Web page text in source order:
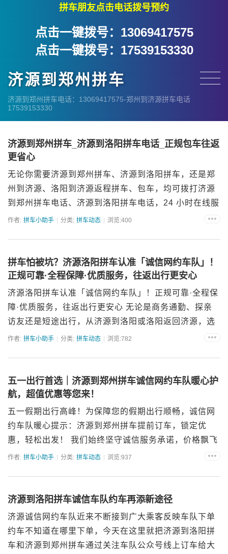
拼车朋友点击电话拨号预约
点击一键拨号：13069417575
点击一键拨号：17539153330
济源到郑州拼车
济源到郑州拼车电话：13069417575-郑州到济源拼车电话
17539153330
济源到郑州拼车_济源到洛阳拼车电话_正规包车往返
更省心
无论你需要济源到郑州拼车、济源到洛阳拼车，还是郑
州到济源、洛阳到济源返程拼车、包车，均可拨打济源
到郑州拼车电话、济源到洛阳拼车电话，24 小时在线服
务！诚信网约车队坚持 “诚信为本、服务至上”，以正规
作者: 拼车小助手 分类: 拼车动态 浏览:400
拼车怕被坑？济源洛阳拼车认准「诚信网约车队」！
正规可靠·全程保障·优质服务，往返出行更安心
济源洛阳拼车认准「诚信网约车队」！正规可靠·全程保
障·优质服务，往返出行更安心 无论是商务通勤、探亲
访友还是短途出行，从济源到洛阳或洛阳返回济源，选
择高效、安全的交通方式至关重要。「诚信网约车队」
作者: 拼车小助手 分类: 拼车动态 浏览:782
五一出行首选｜济源到郑州拼车诚信网约车队暖心护
航，超值优惠等您来！
五一假期出行高峰！为保障您的假期出行顺畅，诚信网
约车队暖心提示：济源到郑州拼车提前订车，锁定优
惠，轻松出发！ 我们始终坚守诚信服务承诺，价格飘飞
的假期，诚信网约车队五一期间绝不涨价，推出三大超
作者: 拼车小助手 分类: 拼车动态 浏览:937
济源到洛阳拼车诚信车队约车再添新途径
济源诚信网约车队近来不断接到广大乘客反映车队下单
约车不知道在哪里下单，今天在这里就把济源到洛阳拼
车和济源到郑州拼车通过关注车队公众号线上订车给大